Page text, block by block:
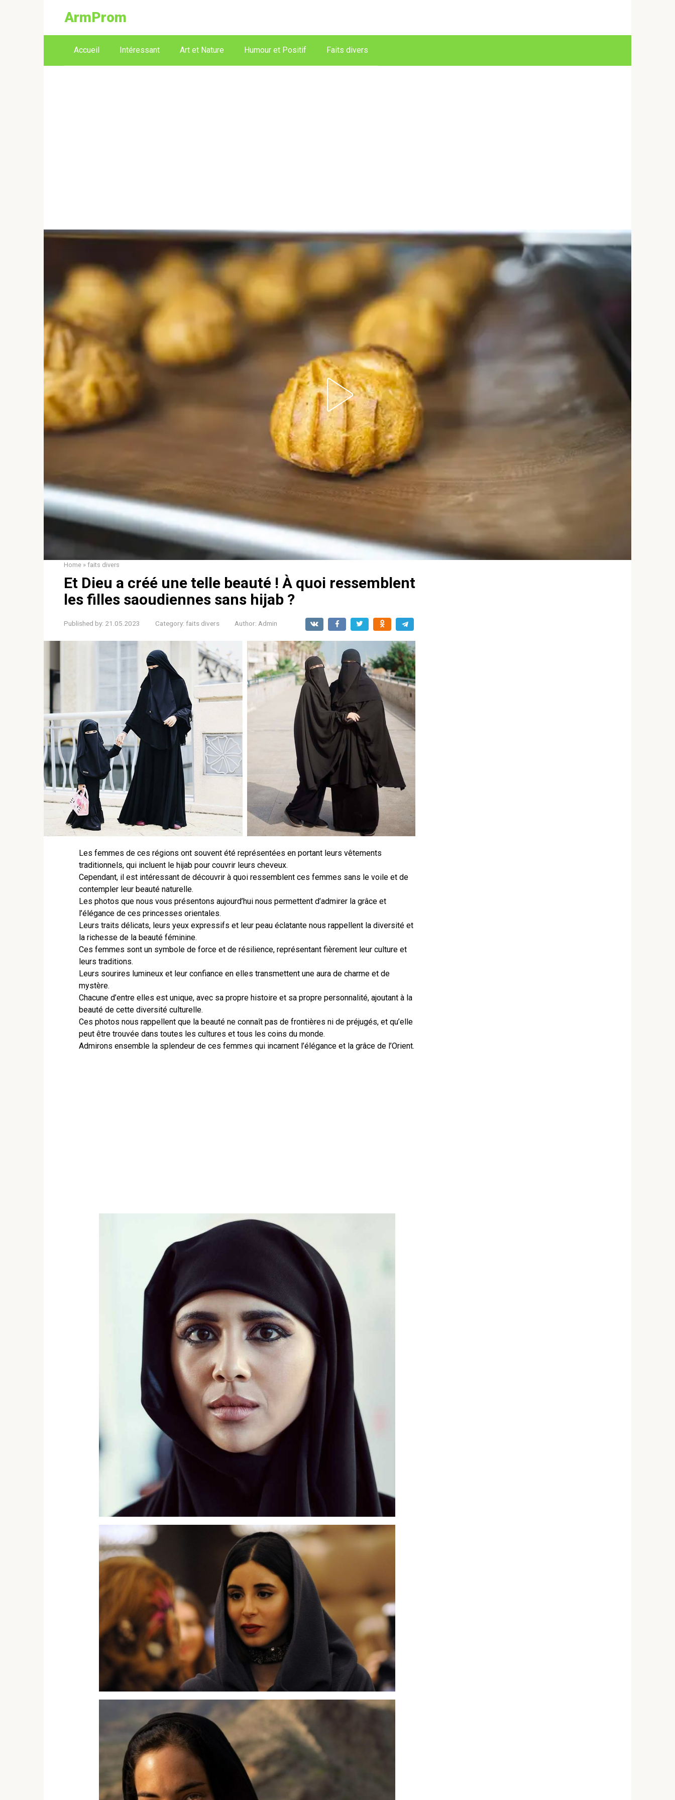
ArmProm
Accueil Intéressant Art et Nature Humour et Positif Faits divers
Home » faits divers
Et Dieu a créé une telle beauté ! À quoi ressemblent
les filles saoudiennes sans hijab ?
Published by: 21.05.2023 Category: faits divers Author: Admin
Les femmes de ces régions ont souvent été représentées en portant leurs vêtements
traditionnels, qui incluent le hijab pour couvrir leurs cheveux.
Cependant, il est intéressant de découvrir à quoi ressemblent ces femmes sans le voile et de
contempler leur beauté naturelle.
Les photos que nous vous présentons aujourd’hui nous permettent d’admirer la grâce et
l’élégance de ces princesses orientales.
Leurs traits délicats, leurs yeux expressifs et leur peau éclatante nous rappellent la diversité et
la richesse de la beauté féminine.
Ces femmes sont un symbole de force et de résilience, représentant fièrement leur culture et
leurs traditions.
Leurs sourires lumineux et leur confiance en elles transmettent une aura de charme et de
mystère.
Chacune d’entre elles est unique, avec sa propre histoire et sa propre personnalité, ajoutant à la
beauté de cette diversité culturelle.
Ces photos nous rappellent que la beauté ne connaît pas de frontières ni de préjugés, et qu’elle
peut être trouvée dans toutes les cultures et tous les coins du monde.
Admirons ensemble la splendeur de ces femmes qui incarnent l’élégance et la grâce de l’Orient.